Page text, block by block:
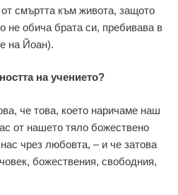
смъртта към живота, защото
не обича брата си, пребивава в
на Йоан).
на учението?
че това, което наричаме наш
от нашето тяло божествено
чрез любовта, – и че затова
божествения, свободния,